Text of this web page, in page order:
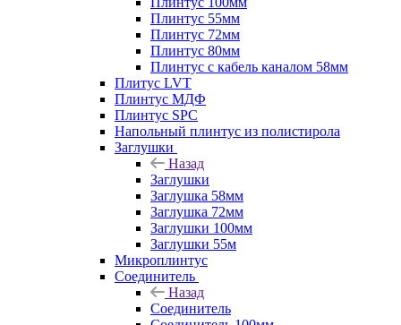
Плинтус 55мм
Плинтус 72мм
Плинтус 80мм
Плинтус с кабель каналом 58мм
Плитус LVT
Плинтус МДФ
Плинтус SPC
Напольный плинтус из полистирола
Заглушки
Назад
Заглушки
Заглушка 58мм
Заглушка 72мм
Заглушки 100мм
Заглушки 55м
Микроплинтус
Соединитель
Назад
Соединитель